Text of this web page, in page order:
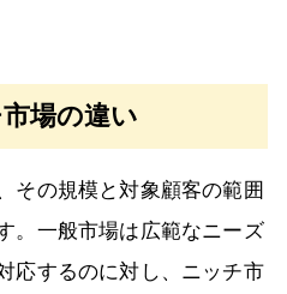
場の違い
その規模と対象顧客の範囲
。一般市場は広範なニーズ
応するのに対し、ニッチ市